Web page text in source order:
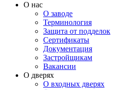
О нас
О заводе
Терминология
Защита от подделок
Сертификаты
Документация
Застройщикам
Вакансии
О дверях
О входных дверях